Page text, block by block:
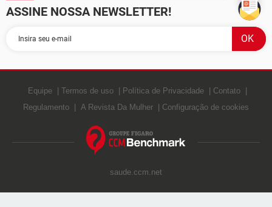
ASSINE NOSSA NEWSLETTER!
Equipe Termos de uso Política de Privacidade
Contato
Regulamento
A Revista Da Mulher Configuração de cookies
saude.ccm.net